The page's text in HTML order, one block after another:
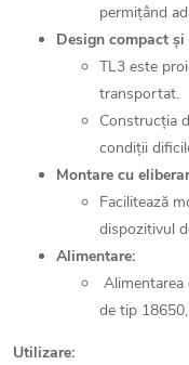
permițând
Design compact
TL3 este
transportat.
Construcția
condiții
Montare cu
Facilitează
dispozitivul
Alimentare:
Alimentarea
de tip
Utilizare: